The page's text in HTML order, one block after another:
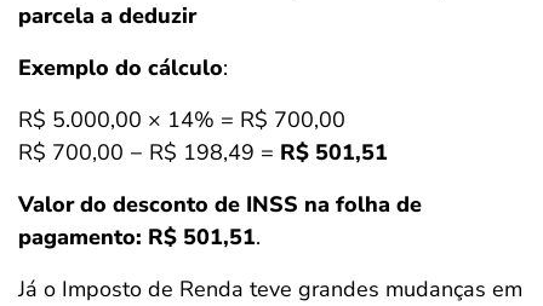
parcela a deduzir
Exemplo do cálculo:
R$ 5.000,00 × 14% = R$ 700,00
R$ 700,00 − R$ 198,49 = R$ 501,51
Valor do desconto de INSS na folha de
pagamento: R$ 501,51.
Já o Imposto de Renda teve grandes mudanças em